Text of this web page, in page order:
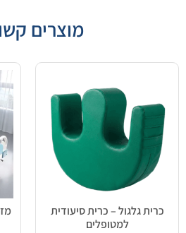
מוצרים
כרית גלגול – כרית סיעודית
למטופלים